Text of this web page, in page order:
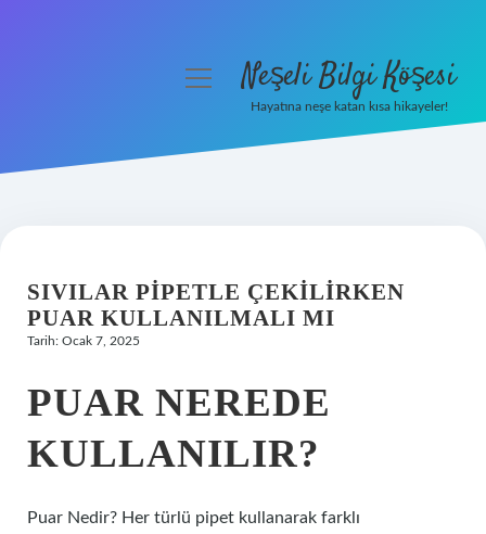
Hakkımızda
menüyüNeşeli Bilgi Köşesi
Hayatına neşe katan kısa hikayeler!
SIVILAR PIPETLE ÇEKILIRKEN
PUAR KULLANILMALI MI
Tarih: Ocak 7, 2025
PUAR NEREDE
KULLANILIR?
Puar Nedir? Her türlü pipet kullanarak farklı